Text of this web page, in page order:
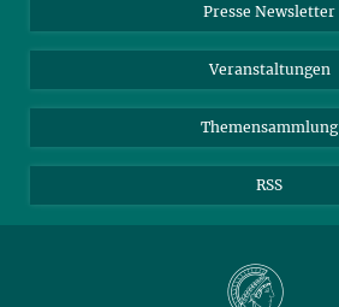
Meldestelle Fehlverhalten
YouTube
Presse Newsletter
Veranstaltungen
Themensammlung
RSS